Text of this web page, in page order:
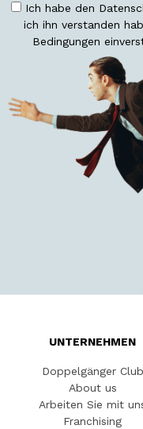
Ich habe den
ich ihn verstanden
Bedingungen
UNTERNEHMEN
Doppelgänger Club
About us
Arbeiten Sie mit
Franchising